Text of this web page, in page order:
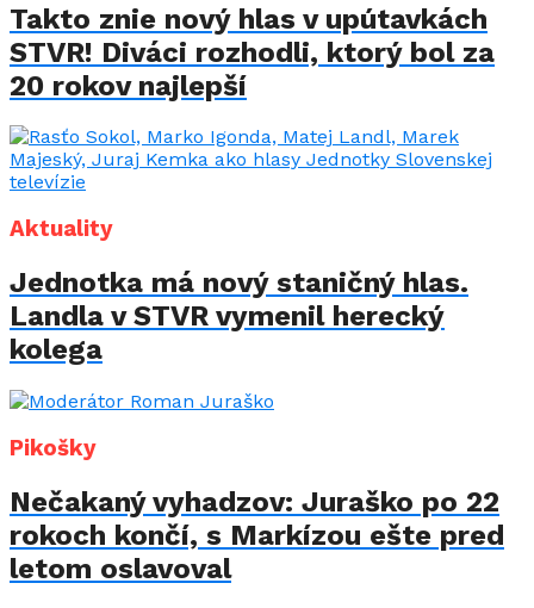
Takto znie nový hlas v upútavkách
STVR! Diváci rozhodli, ktorý bol za
20 rokov najlepší
Aktuality
Jednotka má nový staničný hlas.
Landla v STVR vymenil herecký
kolega
Pikošky
Nečakaný vyhadzov: Juraško po 22
rokoch končí, s Markízou ešte pred
letom oslavoval